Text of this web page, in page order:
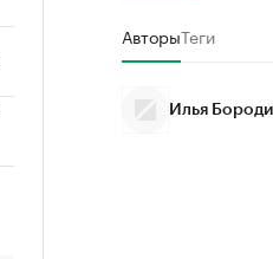
АвторыТеги
Илья